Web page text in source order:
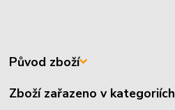
Původ zboží
Zboží zařazeno v kategoriích